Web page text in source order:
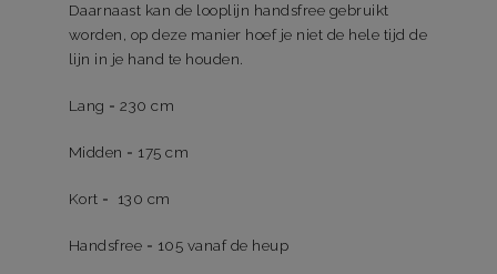
Daarnaast kan de looplijn handsfree gebruikt
worden, op deze manier hoef je niet de hele tijd de
lijn in je hand te houden.
Lang = 230 cm
Midden = 175 cm
Kort = 130 cm
Handsfree = 105 vanaf de heup